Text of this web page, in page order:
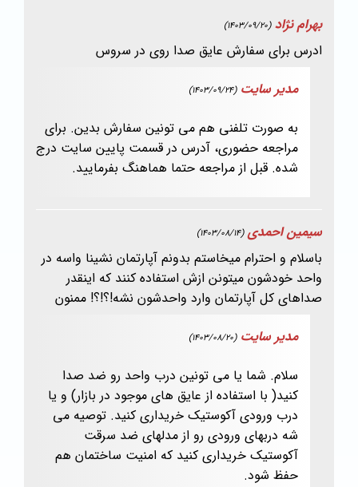
بهرام نژاد(1403/09/20)
ادرس برای سفارش عایق صدا روی در سروس
مدیر سایت (1403/09/24)
به صورت تلفنی هم می تونین سفارش بدین. برای
مراجعه حضوری، آدرس در قسمت پایین سایت درج
شده. قبل از مراجعه حتما هماهنگ بفرمایید.
سیمین احمدی (1403/08/14)
باسلام و احترام میخاستم بدونم آپارتمان نشینا واسه در
واحد خودشون میتونن ازش استفاده کنند که اینقدر
صداهای کل آپارتمان وارد واحدشون نشه!؟!؟! ممنون
مدیر سایت (1403/08/20)
سلام. شما یا می تونین درب واحد رو ضد صدا
کنید( با استفاده از عایق های موجود در بازار) و یا
درب ورودی آکوستیک خریداری کنید. توصیه می
شه دربهای ورودی رو از مدلهای ضد سرقت
آکوستیک خریداری کنید که امنیت ساختمان هم
حفظ شود.